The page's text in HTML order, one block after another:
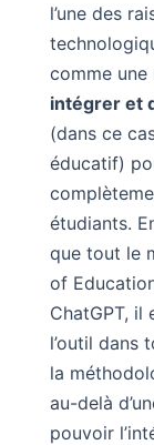
l’une des
comme une
intégrer et
(dans ce
éducatif)
étudiants.
que tout le
of
ChatGPT, il
l’outil dans
la
au-delà
pouvoir